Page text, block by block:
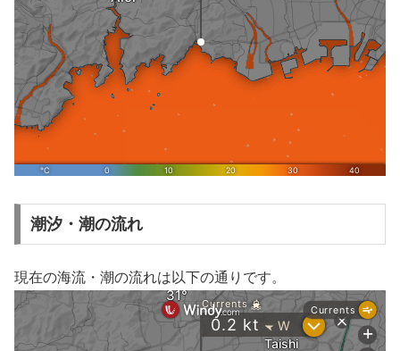
潮汐・潮の流れ
現在の海流・潮の流れは以下の通りです。